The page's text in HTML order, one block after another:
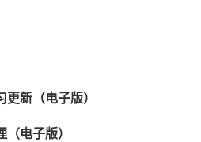
新（电子版）
电子版）